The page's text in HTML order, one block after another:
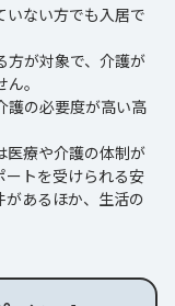
いない方でも入居で
方が対象で、介護が
。
護の必要度が高い高
医療や介護の体制が
ートを受けられる安
あるほか、生活の